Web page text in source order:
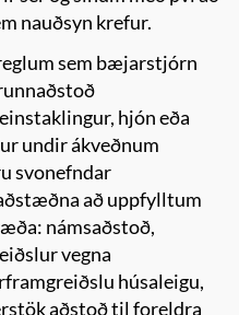
nauðsyn krefur.
sem bæjarstjórn
hjón eða
undir ákveðnum
svonefndar
að uppfylltum
námsaðstoð,
vegna
húsaleigu,
aðstoð til foreldra